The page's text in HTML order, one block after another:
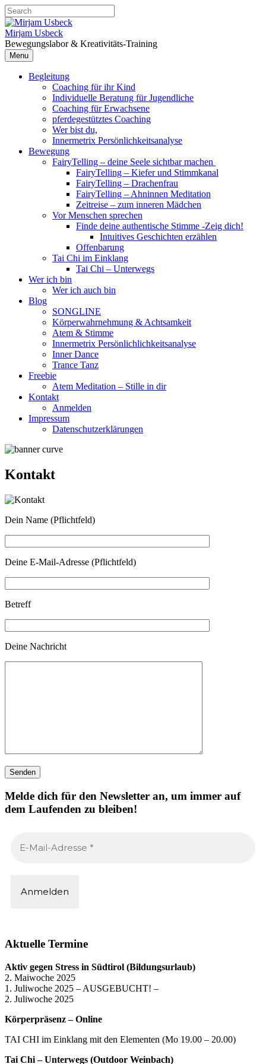
Skip
to
content
Search
for:
Mirjam Usbeck
Bewegungslabor & Kreativitäts-Training
Menu
Begleitung
Coaching für ihr Kind
Individuelle Beratung für Jugendliche
Coaching für Erwachsene
pferdegestütztes Coaching
Wer bist du,
Innermetrix Persönlichkeitsanalyse
Bewegung
FairyTelling – deine Seele sichtbar machen
FairyTelling – Kiefer und Stimmkanal
FairyTelling – Drachenfrau
FairyTelling – Ahninnen Meditation
Zeitreise – zum inneren Mädchen
Vor Menschen sprechen
Finde deine authentische Stimme -Zeig dich!
Intuitives Geschichten erzählen
Offenbarung
Tai Chi im Einklang
Tai Chi – Unterwegs
Wer ich bin
Wer ich auch bin
Blog
SONGLINE
Körperwahrnehmung & Achtsamkeit
Atem & Stimme
Innermetrix Persönlichlichkeitsanalyse
Inner Dance
Trance Tanz
Freebie
Atem Meditation – Stille in dir
Kontakt
Anmelden
Impressum
Datenschutzerklärungen
Kontakt
Dein Name (Pflichtfeld)
Deine E-Mail-Adresse (Pflichtfeld)
Betreff
Deine Nachricht
Melde dich für den Newsletter an, um immer auf
dem Laufenden zu bleiben!
Aktuelle Termine
Aktiv gegen Stress in Südtirol (Bildungsurlaub)
2. Maiwoche 2025
1. Juliwoche 2025 – AUSGEBUCHT! –
2. Juliwoche 2025
Körperpräsenz – Online
TAI CHI im Einklang mit den Elementen (Mo 19.00 – 20.00)
Tai Chi – Unterwegs (Outdoor Weinbach)